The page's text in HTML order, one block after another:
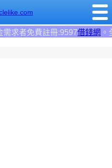
借錢網。全台前三大借錢網